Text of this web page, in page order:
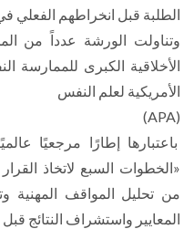
الطلبة قبل انخراطهم الفعلي
وتناولت الورشة عدداً من
الأخلاقية الكبرى للممارسة
الأمريكية لعلم النفس
(APA)
باعتبارها إطارًا مرجعيًا
«الخطوات السبع لاتخاذ
من تحليل المواقف المهنية
المعايير واستشراف النتائج قبل